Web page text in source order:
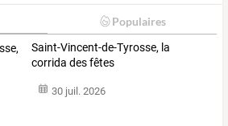
Populaires
Saint-Vincent-de-Tyrosse, la
corrida des fêtes
30 juil. 2026